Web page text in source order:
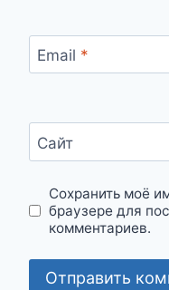
Email *
Сайт
Сохранить моё
браузере для
комментариев.